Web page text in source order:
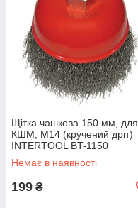
Щітка чашкова 150 мм, для
КШМ, М14 (кручений дріт)
INTERTOOL BT-1150
Немає в наявності
199 ₴